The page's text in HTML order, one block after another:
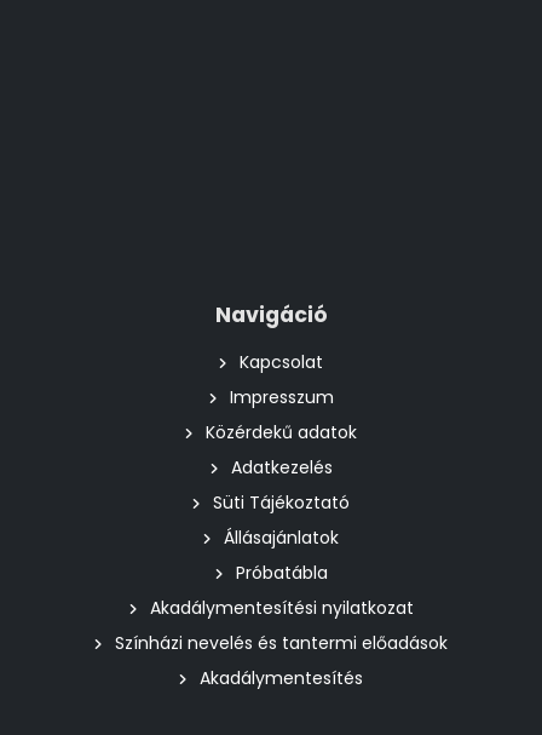
Navigáció
Kapcsolat
Impresszum
Közérdekű adatok
Adatkezelés
Süti Tájékoztató
Állásajánlatok
Próbatábla
Akadálymentesítési nyilatkozat
Színházi nevelés és tantermi előadások
Akadálymentesítés